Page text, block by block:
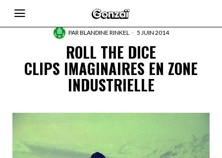
PARBLANDINE RINKEL 5 JUIN 2014
ROLL THE DICE
CLIPS IMAGINAIRES EN ZONE
INDUSTRIELLE